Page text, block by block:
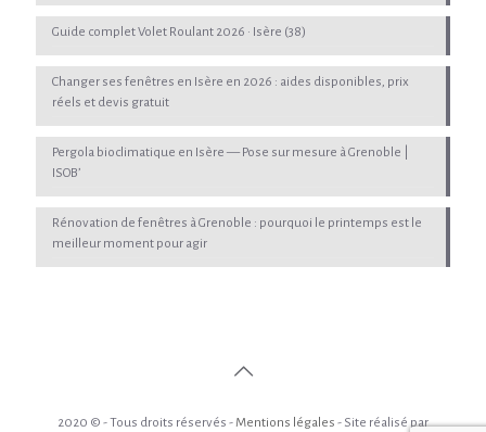
Guide complet Volet Roulant 2026 · Isère (38)
Changer ses fenêtres en Isère en 2026 : aides disponibles, prix
réels et devis gratuit
Pergola bioclimatique en Isère — Pose sur mesure à Grenoble |
ISOB’
Rénovation de fenêtres à Grenoble : pourquoi le printemps est le
meilleur moment pour agir
2020 © - Tous droits réservés -Mentions légales - Site réalisé par